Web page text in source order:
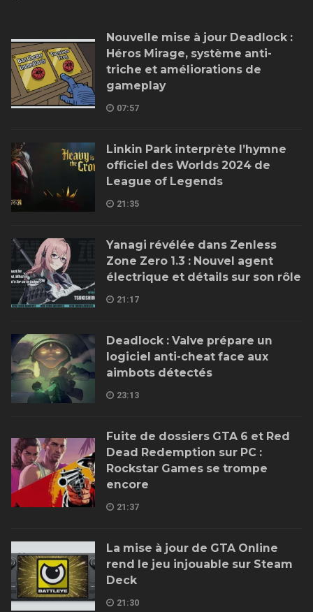
Nouvelle mise à jour Deadlock :
Héros Mirage, système anti-
triche et améliorations de
gameplay
07:57
Linkin Park interprète l’hymne
officiel des Worlds 2024 de
League of Legends
21:35
Yanagi révélée dans Zenless
Zone Zero 1.3 : Nouvel agent
électrique et détails sur son rôle
21:17
Deadlock : Valve prépare un
logiciel anti-cheat face aux
aimbots détectés
23:13
Fuite de dossiers GTA 6 et Red
Dead Redemption sur PC :
Rockstar Games se trompe
encore
21:37
La mise à jour de GTA Online
rend le jeu injouable sur Steam
Deck
21:30